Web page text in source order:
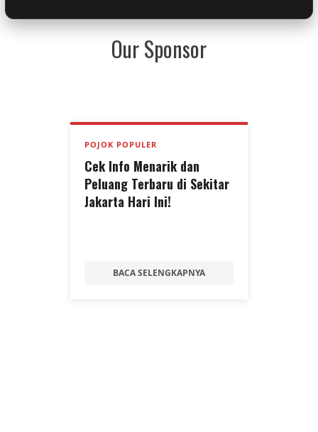
Our Sponsor
POJOK POPULER
Cek Info Menarik dan
Peluang Terbaru di Sekitar
Jakarta Hari Ini!
BACA SELENGKAPNYA